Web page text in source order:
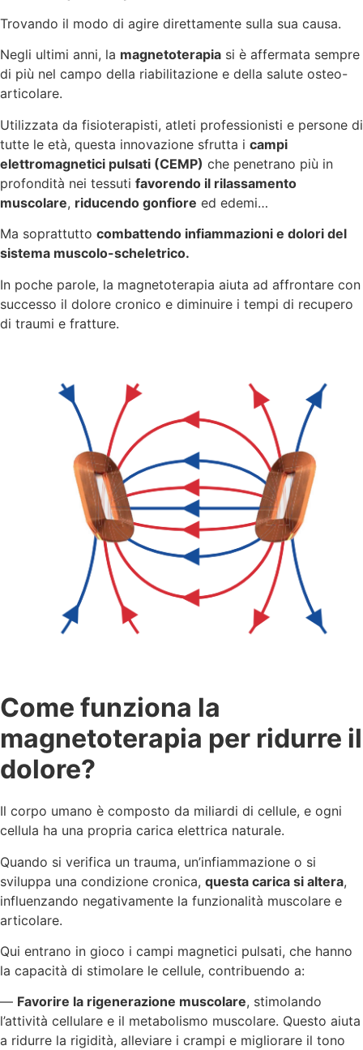
Trovando il modo di agire direttamente sulla sua causa.
Negli ultimi anni, la magnetoterapia si è affermata sempre
di più nel campo della riabilitazione e della salute osteo-
articolare.
Utilizzata da fisioterapisti, atleti professionisti e persone di
tutte le età, questa innovazione sfrutta i campi
elettromagnetici pulsati (CEMP) che penetrano più in
profondità nei tessuti favorendo il rilassamento
muscolare, riducendo gonfiore ed edemi…
Ma soprattutto combattendo infiammazioni e dolori del
sistema muscolo-scheletrico.
In poche parole, la magnetoterapia aiuta ad affrontare con
successo il dolore cronico e diminuire i tempi di recupero
di traumi e fratture.
Come funziona la
magnetoterapia per ridurre il
dolore?
Il corpo umano è composto da miliardi di cellule, e ogni
cellula ha una propria carica elettrica naturale.
Quando si verifica un trauma, un’infiammazione o si
sviluppa una condizione cronica, questa carica si altera,
influenzando negativamente la funzionalità muscolare e
articolare.
Qui entrano in gioco i campi magnetici pulsati, che hanno
la capacità di stimolare le cellule, contribuendo a:
— Favorire la rigenerazione muscolare, stimolando
l’attività cellulare e il metabolismo muscolare. Questo aiuta
a ridurre la rigidità, alleviare i crampi e migliorare il tono